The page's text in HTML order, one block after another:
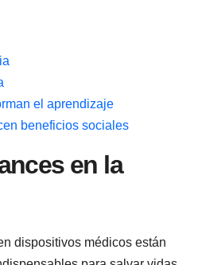
el aprendizaje
beneficios sociales
​en la
dispositivos médicos​ están